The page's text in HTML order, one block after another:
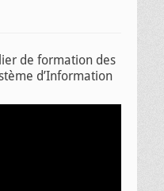
de formation des
d’Information